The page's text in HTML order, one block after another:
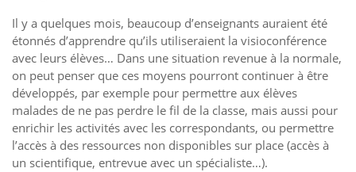
Il y a quelques mois, beaucoup d’enseignants auraient été
étonnés d’apprendre qu’ils utiliseraient la visioconférence
avec leurs élèves… Dans une situation revenue à la normale,
on peut penser que ces moyens pourront continuer à être
développés, par exemple pour permettre aux élèves
malades de ne pas perdre le fil de la classe, mais aussi pour
enrichir les activités avec les correspondants, ou permettre
l’accès à des ressources non disponibles sur place (accès à
un scientifique, entrevue avec un spécialiste…).